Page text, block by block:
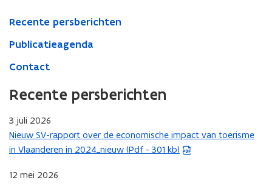
Recente persberichten
Publicatieagenda
Contact
Recente persberichten
3 juli 2026
Nieuw SV-rapport over de economische impact van toerisme
in Vlaanderen in 2024_nieuw (Pdf - 301 kb)
(
P
F
12 mei 2026